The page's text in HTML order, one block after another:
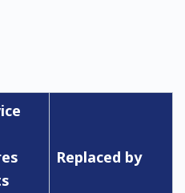
Replaced by